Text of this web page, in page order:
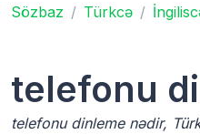
Sözbaz Türkcə
telefonu
telefonu dinleme nədir,